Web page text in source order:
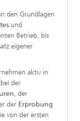
den Grundlagen
und
Betrieb, bis
eigener
aktiv in
der
, der
der Erprobung
von der ersten